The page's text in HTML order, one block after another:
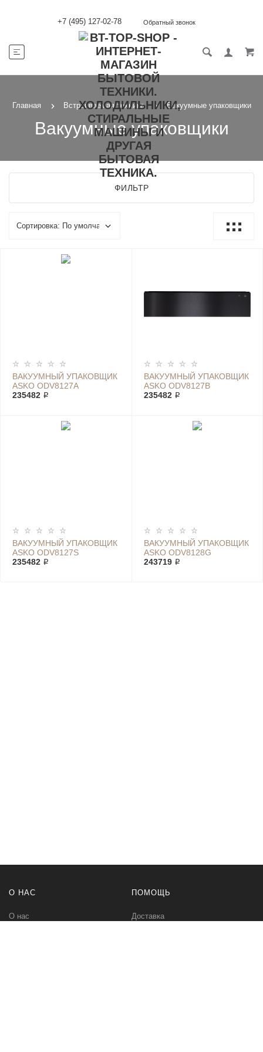
+7 (495) 127-02-78 Обратный звонок
Главная Встраиваемая техника Вакуумные упаковщики
Вакуумные упаковщики
ФИЛЬТР
ВАКУУМНЫЙ УПАКОВЩИК
ASKO ODV8127A
235482 ₽
ВАКУУМНЫЙ УПАКОВЩИК
ASKO ODV8127B
235482 ₽
ВАКУУМНЫЙ УПАКОВЩИК
ASKO ODV8127S
235482 ₽
ВАКУУМНЫЙ УПАКОВЩИК
ASKO ODV8128G
243719 ₽
О НАС
О нас
ПОМОЩЬ
Доставка